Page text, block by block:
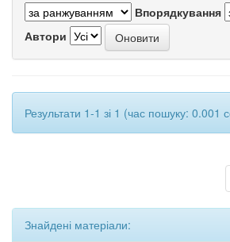
Впорядкування
Автори
Результати 1-1 зі 1 (час пошуку: 0.001
Знайдені матеріали: